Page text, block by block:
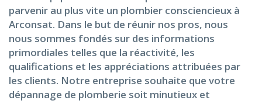
parvenir au plus vite un plombier consciencieux à
Arconsat. Dans le but de réunir nos pros, nous
nous sommes fondés sur des informations
primordiales telles que la réactivité, les
qualifications et les appréciations attribuées par
les clients. Notre entreprise souhaite que votre
dépannage de plomberie soit minutieux et